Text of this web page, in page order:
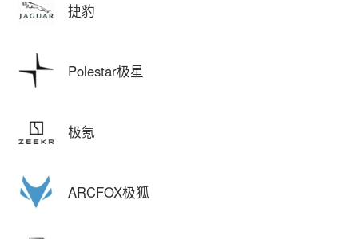
捷豹
Polestar极星
极氪
ARCFOX极狐